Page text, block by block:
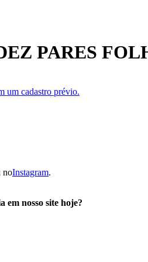
PARES
um cadastro prévio.
noInstagram.
em nosso site hoje?